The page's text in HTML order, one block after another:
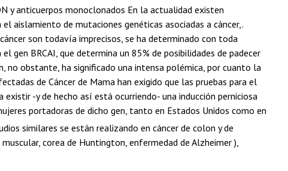
y anticuerpos monoclonados En la actualidad existen
aislamiento de mutaciones genéticas asociadas a cáncer,.
son todavía imprecisos, se ha determinado con toda
gen BRCAI, que determina un 85% de posibilidades de padecer
no obstante, ha significado una intensa polémica, por cuanto la
de Cáncer de Mama han exigido que las pruebas para el
-y de hecho así está ocurriendo- una inducción perniciosa
portadoras de dicho gen, tanto en Estados Unidos como en
similares se están realizando en cáncer de colon y de
corea de Huntington, enfermedad de Alzheimer ),